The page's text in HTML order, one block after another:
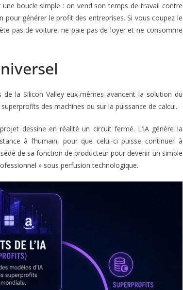
boucle simple : on vend son temps de travail contre
générer le profit des entreprises. Si vous coupez le
pas de voiture, ne paie pas de loyer et ne consomme
la Silicon Valley eux-mêmes avancent la solution du
des machines ou sur la puissance de calcul.
dessine en réalité un circuit fermé. L’IA génère la
à l’humain, pour que celui-ci puisse continuer à
de sa fonction de producteur pour devenir un simple
» sous perfusion technologique.